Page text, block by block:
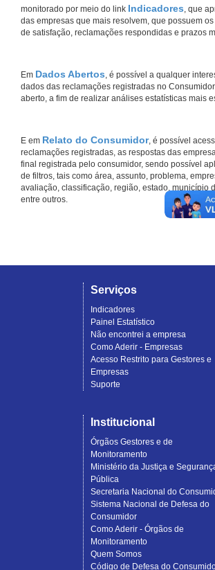
monitorado por meio do link Indicadores, que
das empresas que mais resolvem, que possuem
de satisfação, reclamações respondidas e prazos
Em Dados Abertos, é possível a qualquer
dados das reclamações registradas no
aberto, a fim de realizar análises estatísticas mais
E em Relato do Consumidor, é possível
reclamações registradas, as respostas das
final registrada pelo consumidor, sendo possível
de filtros, tais como área, assunto, problema,
avaliação, classificação, região, estado, município
entre outros.
Serviços
Indicadores
Painel Estatístico
Não encontrei a empresa
Como Aderir - Empresas
Acesso Restrito para Gestores e
Empresas
Suporte
Institucional
Órgãos Gestores e de
Monitoramento
Ministério da Justiça e
Pública
Secretaria Nacional do
Sistema Nacional de Defesa do
Consumidor
Como Aderir - Órgãos de
Monitoramento
Quem Somos
Código de Defesa do